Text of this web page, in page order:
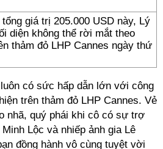
giá trị 205.000 USD này, Lý
diện không thể rời mắt theo
thảm đỏ LHP Cannes ngày thứ
có sức hấp dẫn lớn với công
trên thảm đỏ LHP Cannes. Vẻ
nhã, quý phái khi cô có sự trợ
Lộc và nhiếp ảnh gia Lê
đồng hành vô cùng tuyệt vời